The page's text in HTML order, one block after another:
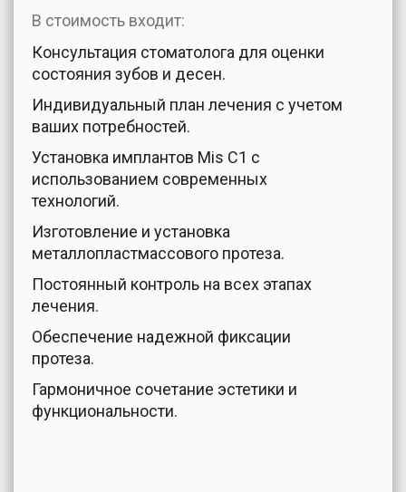
В стоимость входит:
Консультация стоматолога для оценки
состояния зубов и десен.
Индивидуальный план лечения с учетом
ваших потребностей.
Установка имплантов Mis C1 с
использованием современных
технологий.
Изготовление и установка
металлопластмассового протеза.
Постоянный контроль на всех этапах
лечения.
Обеспечение надежной фиксации
протеза.
Гармоничное сочетание эстетики и
функциональности.